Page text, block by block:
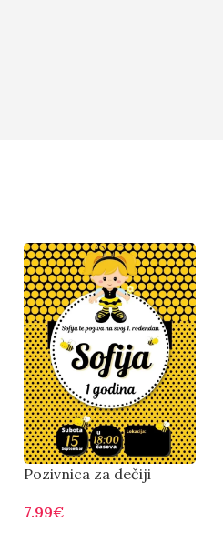
Pozivnica za dečiji
7.99€